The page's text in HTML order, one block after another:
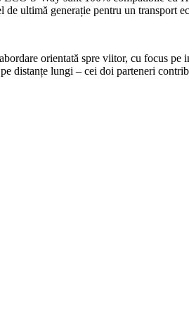
ultimă generație pentru un transport
orientată spre viitor, cu focus pe
distanțe lungi – cei doi parteneri